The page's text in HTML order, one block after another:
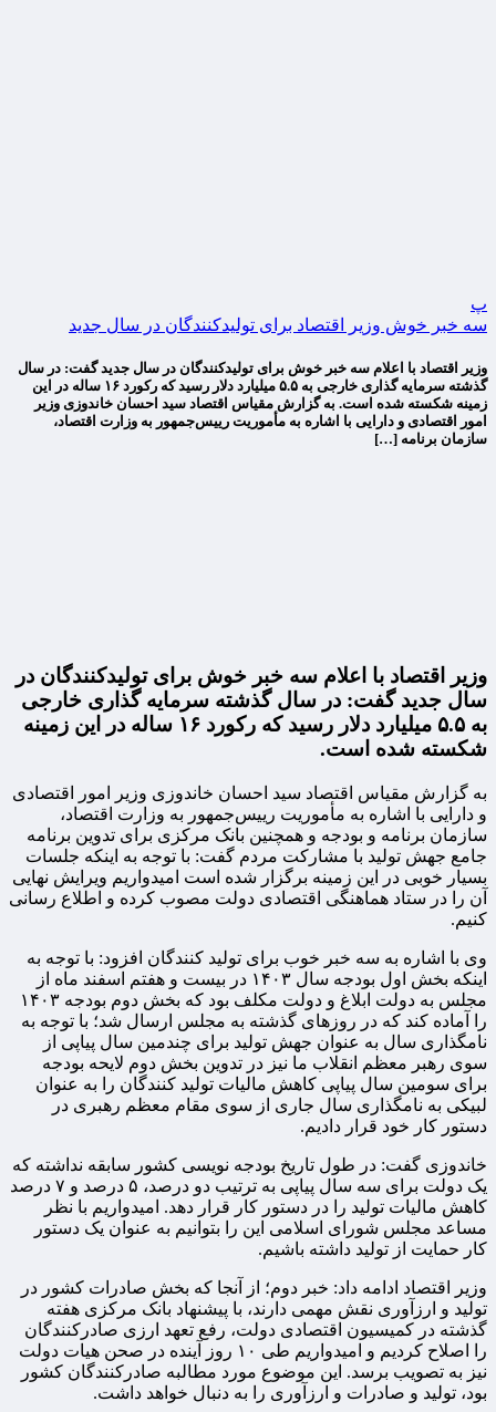
پ
سه خبر خوش وزیر اقتصاد برای تولیدکنندگان در سال جدید
وزیر اقتصاد با اعلام سه خبر خوش برای تولیدکنندگان در سال جدید گفت: در سال
گذشته سرمایه گذاری خارجی به ۵.۵ میلیارد دلار رسید که رکورد ۱۶ ساله در این
زمینه شکسته شده است. به گزارش مقیاس اقتصاد سید احسان خاندوزی وزیر
امور اقتصادی و دارایی با اشاره به مأموریت رییس‌جمهور به وزارت اقتصاد،
سازمان برنامه […]
وزیر اقتصاد با اعلام سه خبر خوش برای تولیدکنندگان در
سال جدید گفت: در سال گذشته سرمایه گذاری خارجی
به ۵.۵ میلیارد دلار رسید که رکورد ۱۶ ساله در این زمینه
شکسته شده است.
به گزارش مقیاس اقتصاد سید احسان خاندوزی وزیر امور اقتصادی
و دارایی با اشاره به مأموریت رییس‌جمهور به وزارت اقتصاد،
سازمان برنامه و بودجه و همچنین بانک مرکزی برای تدوین برنامه
جامع جهش تولید با مشارکت مردم گفت: با توجه به اینکه جلسات
بسیار خوبی در این زمینه برگزار شده است امیدواریم ویرایش نهایی
آن را در ستاد هماهنگی اقتصادی دولت مصوب کرده و اطلاع رسانی
کنیم.
وی با اشاره به سه خبر خوب برای تولید کنندگان افزود: با توجه به
اینکه بخش اول بودجه سال ۱۴۰۳ در بیست و هفتم اسفند ماه از
مجلس به دولت ابلاغ و دولت مکلف بود که بخش دوم بودجه ۱۴۰۳
را آماده کند که در روزهای گذشته به مجلس ارسال شد؛ با توجه به
نامگذاری سال به عنوان جهش تولید برای چندمین سال پیاپی از
سوی رهبر معظم انقلاب ما نیز در تدوین بخش دوم لایحه بودجه
برای سومین سال پیاپی کاهش مالیات تولید کنندگان را به عنوان
لبیکی به نامگذاری سال جاری از سوی مقام معظم رهبری در
دستور کار خود قرار دادیم.
خاندوزی گفت: در طول تاریخ بودجه نویسی کشور سابقه نداشته که
یک دولت برای سه سال پیاپی به ترتیب دو درصد، ۵ درصد و ۷ درصد
کاهش مالیات تولید را در دستور کار قرار دهد. امیدواریم با نظر
مساعد مجلس شورای اسلامی این را بتوانیم به عنوان یک دستور
کار حمایت از تولید داشته باشیم.
وزیر اقتصاد ادامه داد: خبر دوم؛ از آنجا که بخش صادرات کشور در
تولید و ارزآوری نقش مهمی دارند، با پیشنهاد بانک مرکزی هفته
گذشته در کمیسیون اقتصادی دولت، رفع تعهد ارزی صادرکنندگان
را اصلاح کردیم و امیدواریم طی ۱۰ روز آینده در صحن هیات دولت
نیز به تصویب برسد. این موضوع مورد مطالبه صادرکنندگان کشور
بود، تولید و صادرات و ارزآوری را به دنبال خواهد داشت.